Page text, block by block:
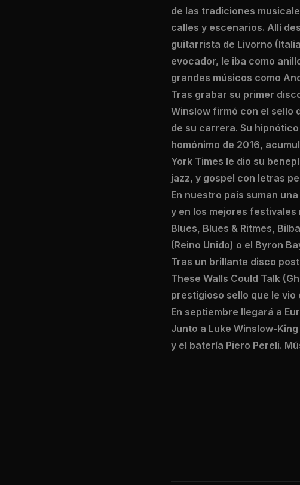
de las tradiciones
calles y escenarios. Allí
guitarrista de Livorno
evocador, le iba como
grandes músicos como
Tras grabar su primer
Winslow firmó con el sello
de su carrera. Su hipnótico
homónimo de 2016,
York Times le dio su
jazz, y gospel con letras
En nuestro país suman
y en los mejores
Blues, Blues & Ritmes,
(Reino Unido) o el Byron
Tras un brillante disco
These Walls Could Talk
prestigioso sello que le
En septiembre llegará a
Junto a Luke Winslow-
y el batería Piero Pereli.